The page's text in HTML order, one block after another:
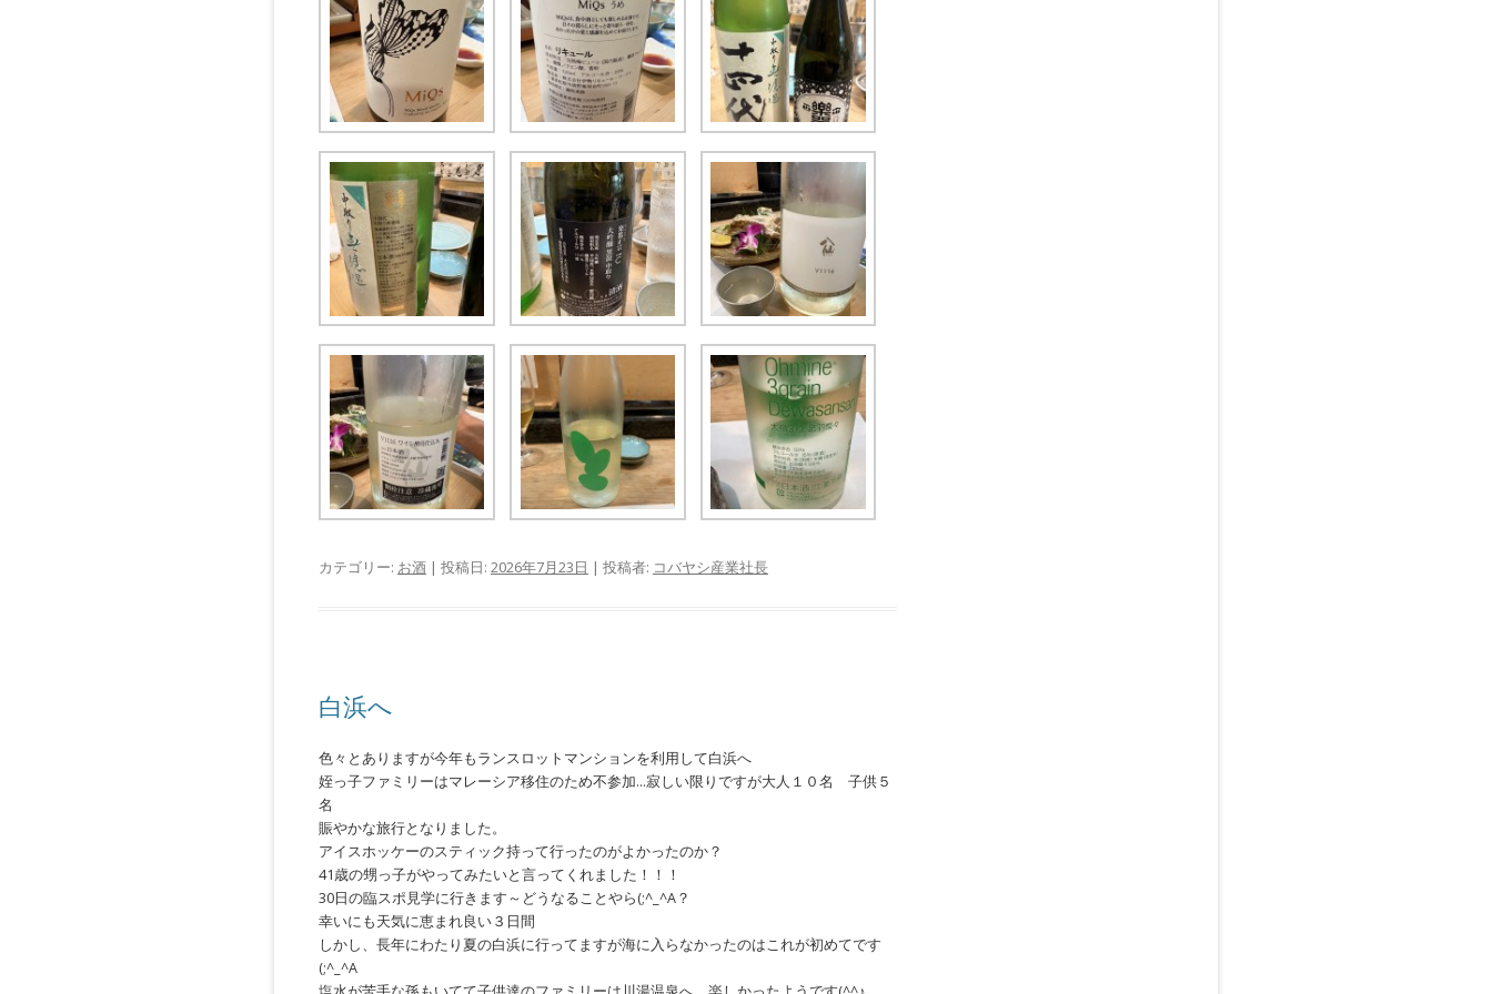
カテゴリー: お酒 | 投稿日: 2026年7月23日 | 投稿者: コバヤシ産業社長
白浜へ
色々とありますが今年もランスロットマンションを利用して白浜へ
姪っ子ファミリーはマレーシア移住のため不参加…寂しい限りですが大人１０名 子供５
名
賑やかな旅行となりました。
アイスホッケーのスティック持って行ったのがよかったのか？
41歳の甥っ子がやってみたいと言ってくれました！！！
30日の臨スポ見学に行きます～どうなることやら(;^_^A？
幸いにも天気に恵まれ良い３日間
しかし、長年にわたり夏の白浜に行ってますが海に入らなかったのはこれが初めてです
(;^_^A